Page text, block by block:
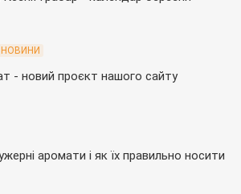
НОВИНИ
- новий проєкт нашого сайту
аромати і як їх правильно носити